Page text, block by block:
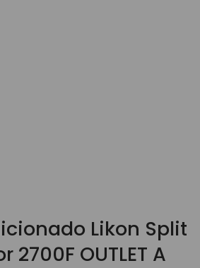
Likon Split
2700F OUTLET A